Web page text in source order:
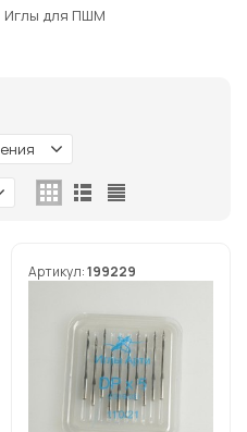
Иглы для ПШМ
Артикул:199229